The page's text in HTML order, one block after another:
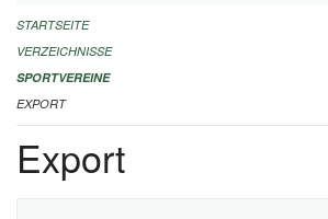
ALLGEMEINE INFORMATIONEN
FINANZIELLE UNTERSTÜTZUNG BENÖTIGT?
KONTAKT
STARTSEITE
VERZEICHNISSE
SPORTVEREINE
EXPORT
Export